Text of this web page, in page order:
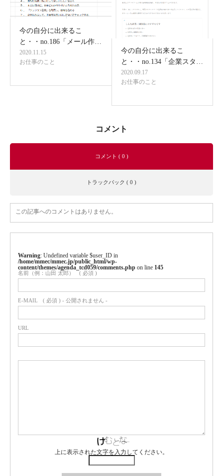
今の自分に出来るこ
と・・no.186「メール作…
2020.11.15
お仕事のこと
今の自分に出来るこ
と・・no.134「企業スタ…
2020.09.17
お仕事のこと
コメント
コメント ( 0 )
トラックバック ( 0 )
この記事へのコメントはありません。
Warning : Undefined variable $user_ID in
/home/mmec/mmec.jp/public_html/wp-
content/themes/agenda_tcd059/comments.php on line 145
名前（例：山田 太郎） ( 必須 )
E-MAIL ( 必須 ) - 公開されません -
URL
上に表示された文字を入力してください。